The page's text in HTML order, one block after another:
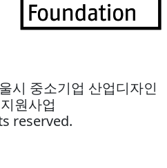
시 중소기업 산업디자인
원사업
reserved.